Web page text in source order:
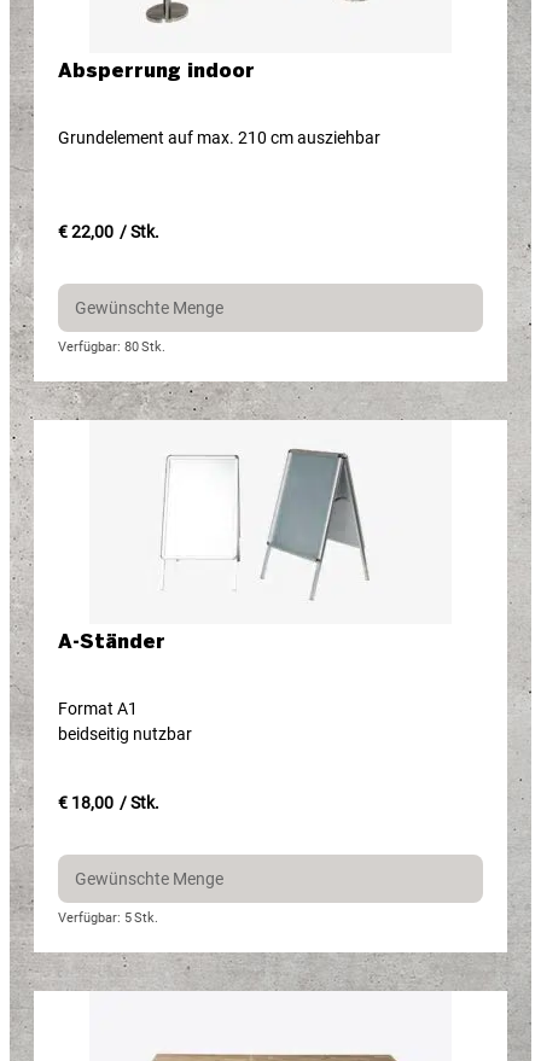
Absperrung indoor
Grundelement auf max. 210 cm ausziehbar
€ 22,00 / Stk.
Verfügbar: 80Stk.
A-Ständer
Format A1
beidseitig nutzbar
€ 18,00 / Stk.
Verfügbar: 5Stk.